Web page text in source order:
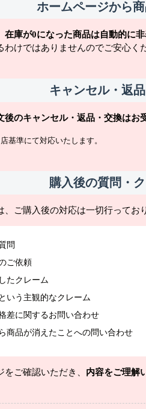
ホームページから
在庫が0になった商品は自動的に
けではありませんのでご安心く
キャンセル・返
後のキャンセル・返品・交換はお
基準にて対応いたします。
購入後の質問・
、ご購入後の対応は一切行ってお
問
ご依頼
たクレーム
いう主観的なクレーム
差に関するお問い合わせ
商品が消えたことへの問い合わせ
ご確認いただき、 内容をご理解